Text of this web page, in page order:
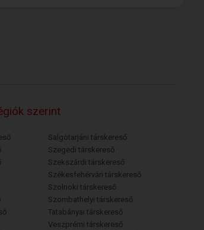
szerint
Salgótarjáni társkereső
Szegedi társkereső
Szekszárdi társkereső
Székesfehérvári társkereső
Szolnoki társkereső
Szombathelyi társkereső
Tatabányai társkereső
Veszprémi társkereső